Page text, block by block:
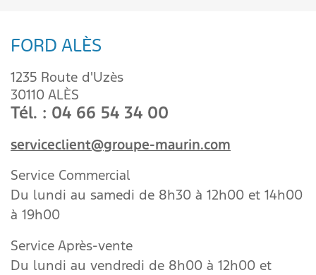
FORD ALÈS
1235 Route d'Uzès
30110 ALÈS
Tél. : 04 66 54 34 00
serviceclient@groupe-maurin.com
Service Commercial
Du lundi au samedi de 8h30 à 12h00 et 14h00
à 19h00
Service Après-vente
Du lundi au vendredi de 8h00 à 12h00 et